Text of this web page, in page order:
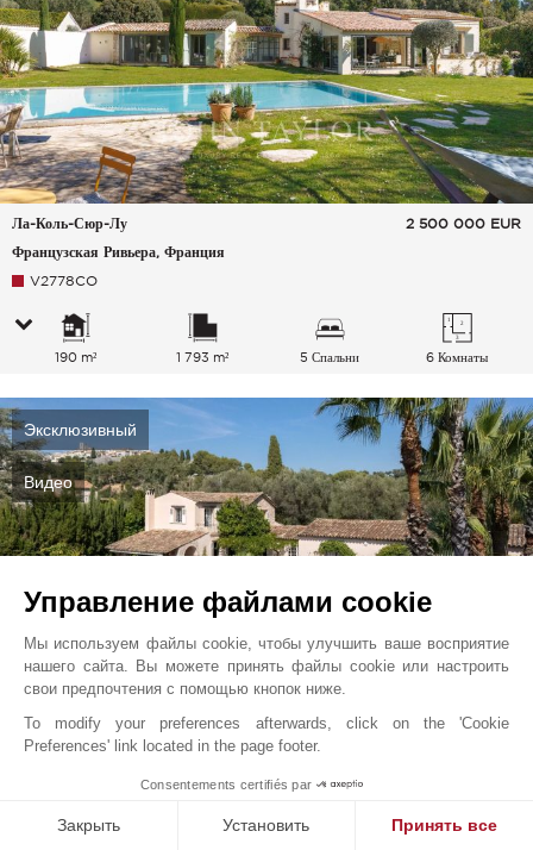
Ла-Коль-Сюр-Лу
Французская Ривьера, Франция
2 500 000 EUR
V2778CO
190 m² 1 793 m² 5 Спальни 6 Комнаты
Эксклюзивный
Видео
Сен-Поль
2 590 000 EUR
Управление файлами cookie
Мы используем файлы cookie, чтобы улучшить ваше восприятие
нашего сайта. Вы можете принять файлы cookie или настроить
свои предпочтения с помощью кнопок ниже.
To modify your preferences afterwards, click on the 'Cookie
Preferences' link located in the page footer.
Consentements certifiés par
Закрыть Установить Принять все